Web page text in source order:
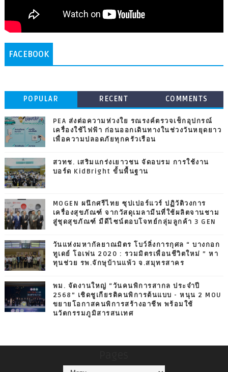
FACEBOOK
POPULAR RECENT COMMENTS
PEA ส่งต่อความห่วงใย รณรงค์ตรวจเช็กอุปกรณ์
เครื่องใช้ไฟฟ้า ก่อนออกเดินทางในช่วงวันหยุดยาว
เพื่อความปลอดภัยทุกครัวเรือน
สวทช. เสริมแกร่งเยาวชน จัดอบรม การใช้งาน
บอร์ด KidBright ขั้นพื้นฐาน
MOGEN ผนึกศรีไทย ซุปเปอร์แวร์ ปฏิวัติวงการ
เครื่องสุขภัณฑ์ จากวัสดุเมลามีนที่ใช้ผลิตจานชาม
สู่ชุดสุขภัณฑ์ มีดีไซน์ตอบโจทย์กลุ่มลูกค้า 3 GEN
วันแห่งมหากัลยาณมิตร โบว์ลิ่งการกุศล “ บางกอก
ทูเดย์ โอเพ่น 2020 : รวมมิตรเพื่อนชีวิตใหม่ ” หา
ทุนช่วย รพ.จักษุบ้านแพ้ว จ.สมุทรสาคร
พม. จัดงานใหญ่ “วันคนพิการสากล ประจำปี
2568” เชิดชูเกียรติคนพิการต้นแบบ - หนุน 2 MOU
ขยายโอกาสคนพิการสร้างอาชีพ พร้อมใช้
นวัตกรรมภูมิสารสนเทศ